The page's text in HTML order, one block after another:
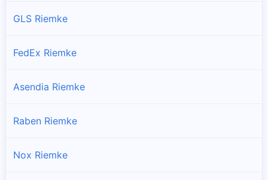
GLS Riemke
FedEx Riemke
Asendia Riemke
Raben Riemke
Nox Riemke